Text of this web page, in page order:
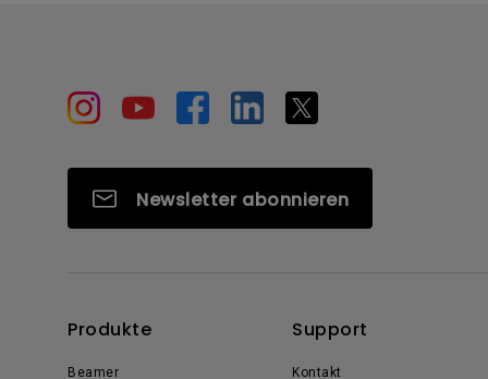
Newsletter abonnieren
Produkte
Beamer
Support
Kontakt